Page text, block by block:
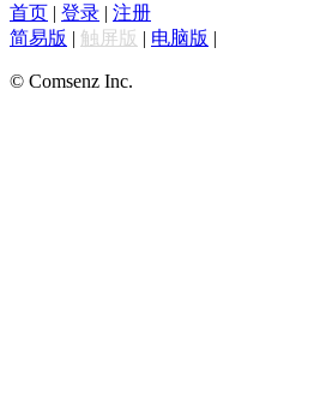
首页 | 登录 | 注册
简易版 | 触屏版 | 电脑版 |
© Comsenz Inc.